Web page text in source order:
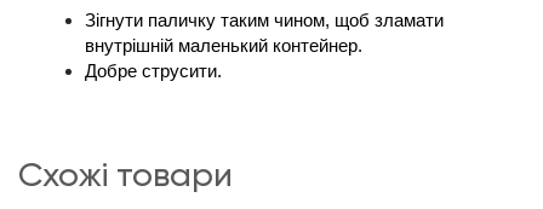
Зігнути паличку таким чином, щоб зламати
внутрішній маленький контейнер.
Добре струсити.
схожі товари